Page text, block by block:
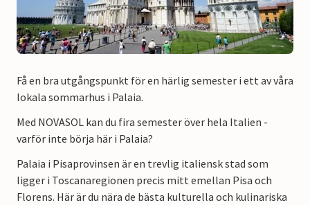
Få en bra utgångspunkt för en härlig semester i ett av våra
lokala sommarhus i Palaia.
Med NOVASOL kan du fira semester över hela Italien -
varför inte börja här i Palaia?
Palaia i Pisaprovinsen är en trevlig italiensk stad som
ligger i Toscanaregionen precis mitt emellan Pisa och
Florens. Här är du nära de bästa kulturella och kulinariska